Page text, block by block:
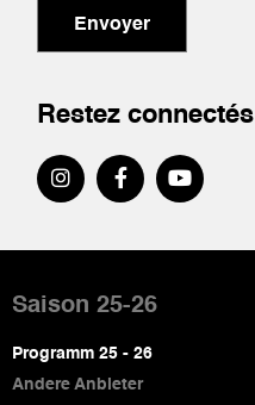
Envoyer
Restez connectés
de
page
Saison 25-26
Programm 25 - 26
Andere Anbieter